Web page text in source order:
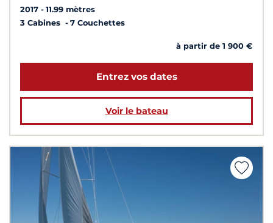
2017
11.99 mètres
3 Cabines
7 Couchettes
à partir de 1 900 €
Entrez vos dates
Voir le bateau